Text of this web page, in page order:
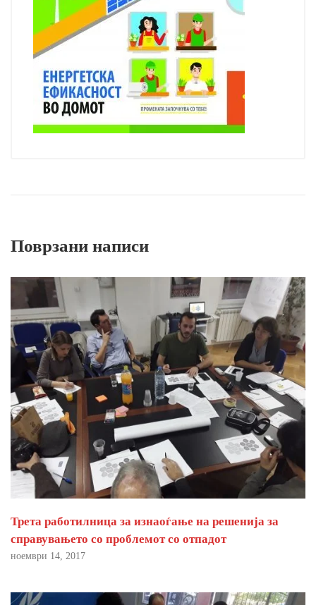
Поврзани написи
Трета работилница за изнаоѓање на решенија за
справувањето со проблемот со отпадот
ноември 14, 2017